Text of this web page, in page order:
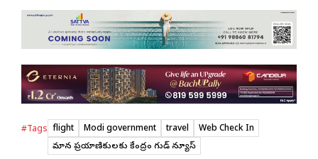
#Tags flight Modi government travel
Web Check In
విమాన ప్రయాణికులకు కేంద్రం గుడ్ న్యూస్